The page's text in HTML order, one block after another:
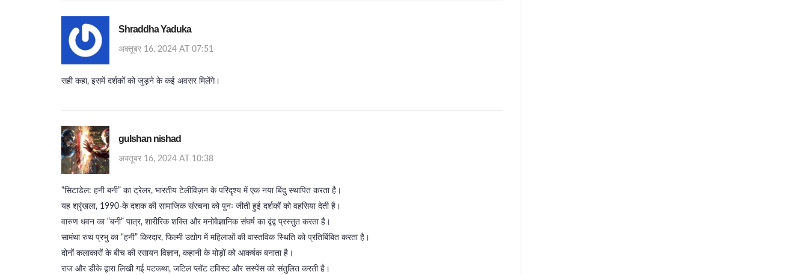
Shraddha Yaduka
अक्तूबर 16, 2024 AT 07:51
सही कहा, इसमें दर्शकों को जुड़ने के कई अवसर मिलेंगे।
gulshan nishad
अक्तूबर 16, 2024 AT 10:38
“सिटाडेल: हनी बनी” का ट्रेलर, भारतीय टेलीविज़न के परिदृश्य में एक नया बिंदु स्थापित करता है।
यह श्रृंखला, 1990‑के दशक की सामाजिक संरचना को पुनः जीती हुई दर्शकों को वहसिया देती है।
वारुण धवन का “बनी” पात्र, शारीरिक शक्ति और मनोवैज्ञानिक संघर्ष का द्वंद्व प्रस्तुत करता है।
सामंथा रुथ प्रभु का “हनी” किरदार, फिल्मी उद्योग में महिलाओं की वास्तविक स्थिति को प्रतिबिंबित करता है।
दोनों कलाकारों के बीच की रसायन विज्ञान, कहानी के मोड़ों को आकर्षक बनाता है।
राज और डीके द्वारा लिखी गई पटकथा, जटिल प्लॉट टविस्ट और सस्पेंस को संतुलित करती है।